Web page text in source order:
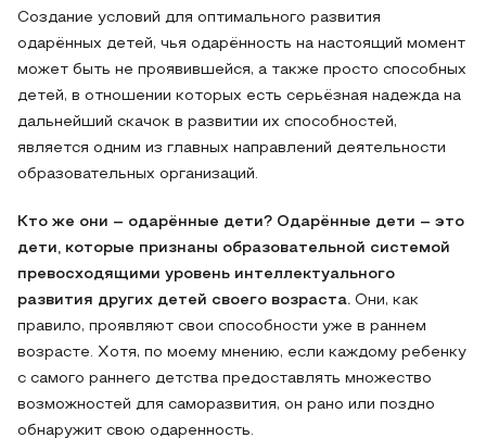
Создание условий для оптимального развития
одарённых детей, чья одарённость на настоящий момент
может быть не проявившейся, а также просто способных
детей, в отношении которых есть серьёзная надежда на
дальнейший скачок в развитии их способностей,
является одним из главных направлений деятельности
образовательных организаций.
Кто же они – одарённые дети? Одарённые дети – это
дети, которые признаны образовательной системой
превосходящими уровень интеллектуального
развития других детей своего возраста. Они, как
правило, проявляют свои способности уже в раннем
возрасте. Хотя, по моему мнению, если каждому ребенку
с самого раннего детства предоставлять множество
возможностей для саморазвития, он рано или поздно
обнаружит свою одаренность.